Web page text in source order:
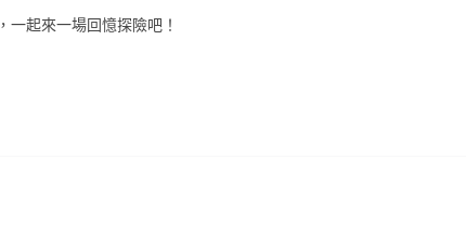
，一起來一場回憶探險吧！